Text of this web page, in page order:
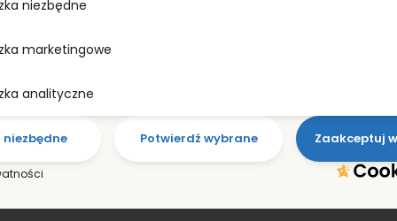
Co nasi klienci mówią
o naszych usługach?
niezbędne
marketingowe
analityczne
niezbędne Potwierdź wybrane Zaakceptuj